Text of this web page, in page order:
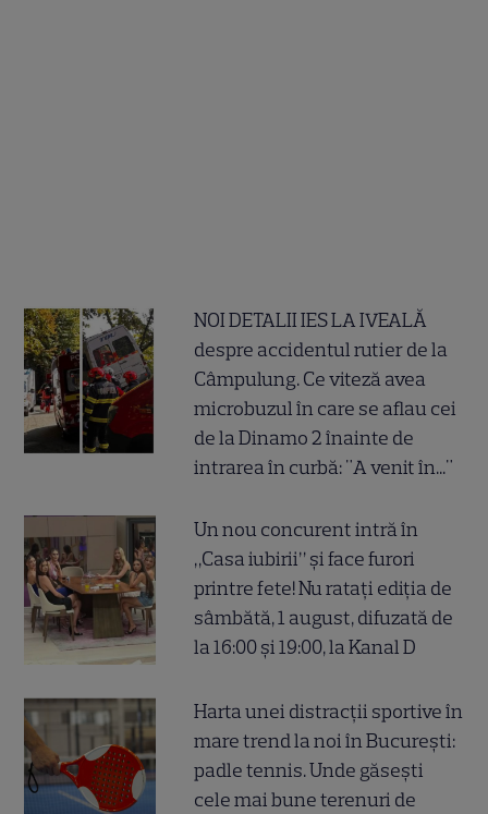
NOI DETALII IES LA IVEALĂ
despre accidentul rutier de la
Câmpulung. Ce viteză avea
microbuzul în care se aflau cei
de la Dinamo 2 înainte de
intrarea în curbă: "A venit în..."
Un nou concurent intră în
„Casa iubirii” și face furori
printre fete! Nu ratați ediția de
sâmbătă, 1 august, difuzată de
la 16:00 și 19:00, la Kanal D
Harta unei distracții sportive în
mare trend la noi în București:
padle tennis. Unde găsești
cele mai bune terenuri de